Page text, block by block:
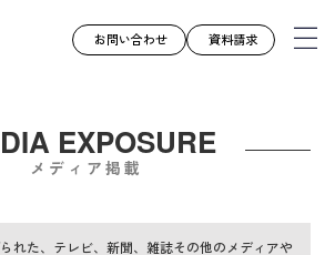
とは
お問い合わせ 資料請求
EXPOSURE
メディア掲載
れた、テレビ、新聞、雑誌その他のメディアや